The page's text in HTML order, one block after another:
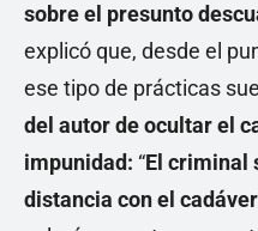
sobre el presunto
explicó que, desde el
ese tipo de prácticas
del autor de ocultar el
impunidad: “El criminal
distancia con el cadáver